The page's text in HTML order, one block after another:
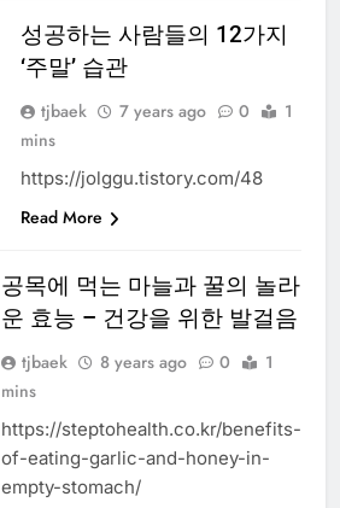
성공하는 사람들의 12가지
‘주말’ 습관
tjbaek 7 years ago 0
1
mins
https://jolggu.tistory.com/48
Read More
공목에 먹는 마늘과 꿀의 놀라
운 효능 – 건강을 위한 발걸음
tjbaek 8 years ago 0
1
mins
https://steptohealth.co.kr/benefits-
of-eating-garlic-and-honey-in-
empty-stomach/